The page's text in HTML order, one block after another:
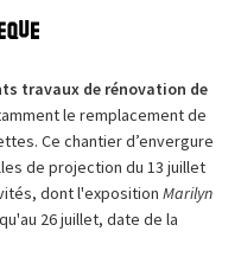
travaux de rénovation de
le remplacement de
Ce chantier d’envergure
de projection du 13 juillet
dont l'exposition Marilyn
26 juillet, date de la